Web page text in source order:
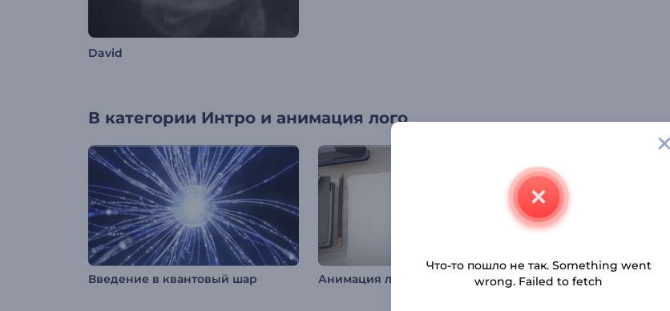
David
В категории Интро и анимация лого
Введение в квантовый шар Анимация лого: Печать
Что-то пошло не так. Something went
wrong. Failed to fetch